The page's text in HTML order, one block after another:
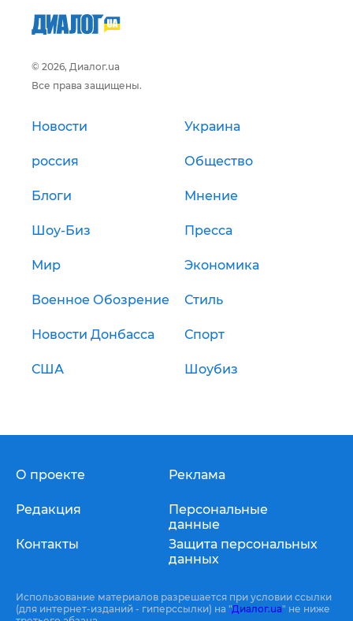
© 2026, Диалог.ua
Все права защищены.
Новости Украина
россия Общество
Блоги Мнение
Шоу-Биз Пресса
Мир Экономика
Военное Обозрение Стиль
Новости Донбасса Спорт
США Шоубиз
О проекте
Редакция
Контакты
Реклама
Персональные
данные
Защита персональных
данных
Использование материалов разрешается при условии ссылки
(для интернет-изданий - гиперссылки) на "Диалог.ua" не ниже